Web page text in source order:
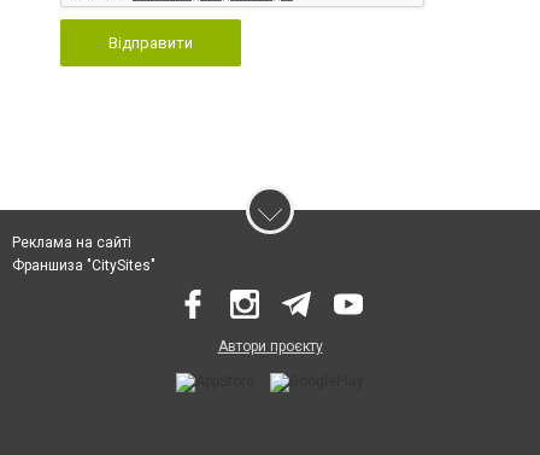
Відправити
Реклама на сайті
Франшиза "CitySites"
Автори проєкту